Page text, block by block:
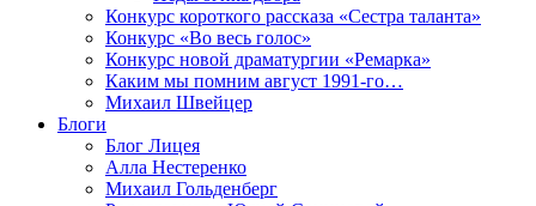
Конкурс короткого рассказа «Сестра таланта»
Конкурс «Во весь голос»
Конкурс новой драматургии «Ремарка»
Каким мы помним август 1991-го…
Михаил Швейцер
Блоги
Блог Лицея
Алла Нестеренко
Михаил Гольденберг